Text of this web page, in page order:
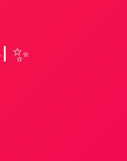
✨